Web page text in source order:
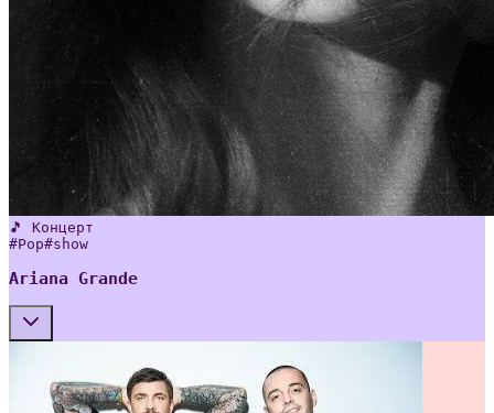
🎵 Концерт
#Pop#show
Ariana Grande